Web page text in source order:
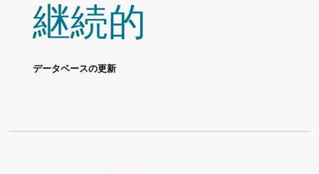
継続的
データベースの更新